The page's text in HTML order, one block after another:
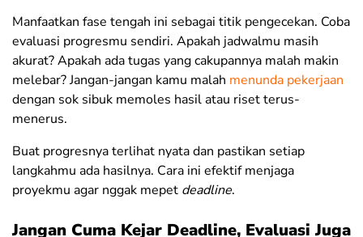
Manfaatkan fase tengah ini sebagai titik pengecekan. Coba
evaluasi progresmu sendiri. Apakah jadwalmu masih
akurat? Apakah ada tugas yang cakupannya malah makin
melebar? Jangan-jangan kamu malah menunda pekerjaan
dengan sok sibuk memoles hasil atau riset terus-
menerus.
Buat progresnya terlihat nyata dan pastikan setiap
langkahmu ada hasilnya. Cara ini efektif menjaga
proyekmu agar nggak mepet deadline.
Jangan Cuma Kejar Deadline, Evaluasi Juga